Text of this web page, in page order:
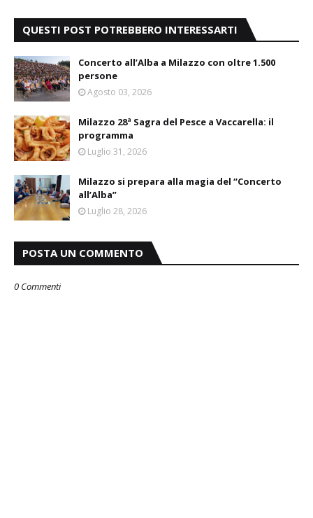
QUESTI POST POTREBBERO INTERESSARTI
Concerto all’Alba a Milazzo con oltre 1.500
persone
Agosto 03, 2026
Milazzo 28ª Sagra del Pesce a Vaccarella: il
programma
Luglio 31, 2026
Milazzo si prepara alla magia del “Concerto
all’Alba”
Luglio 28, 2026
POSTA UN COMMENTO
0 Commenti